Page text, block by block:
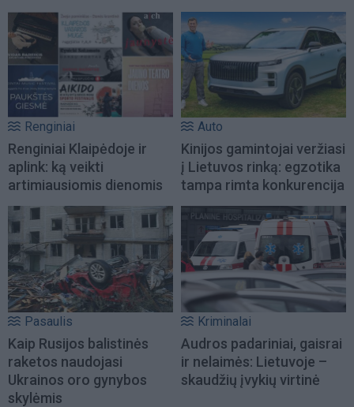
Renginiai
Renginiai Klaipėdoje ir
aplink: ką veikti
artimiausiomis dienomis
Auto
Kinijos gamintojai veržiasi
į Lietuvos rinką: egzotika
tampa rimta konkurencija
Pasaulis
Kaip Rusijos balistinės
raketos naudojasi
Ukrainos oro gynybos
skylėmis
Kriminalai
Audros padariniai, gaisrai
ir nelaimės: Lietuvoje –
skaudžių įvykių virtinė